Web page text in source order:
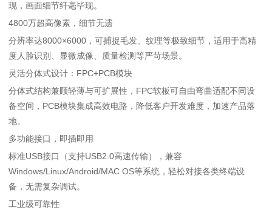
现，画面细节纤毫毕现。
4800万超高像素，细节无遗
分辨率达8000×6000 ，可捕捉毛发、纹理等极致细节，适用于高精
度人脸识别、显微成像、质量检测等严苛场景。
灵活分体式设计：FPC+PCB模块
分体式结构兼顾轻薄与可扩展性，FPC软板可自由弯曲适配不同设
备空间，PCB模块集成高效电路，降低客户开发难度，加速产品落
地。
多功能接口，即插即用
标准USB接口（支持USB2.0高速传输），兼容
Windows/Linux/Android/MAC OS等系统，轻松对接各类终端设
备，无需复杂调试。
工业级可靠性